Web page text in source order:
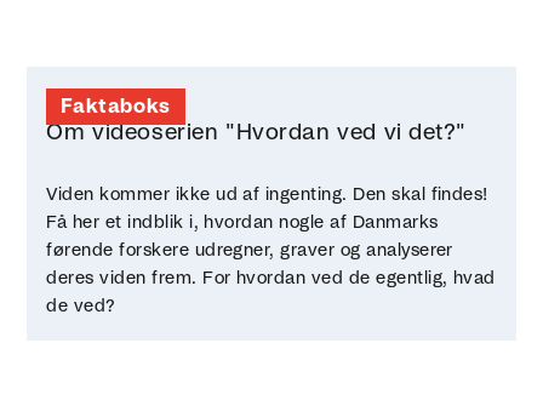
Faktaboks
Om videoserien "Hvordan ved vi det?"
Viden kommer ikke ud af ingenting. Den skal findes!
Få her et indblik i, hvordan nogle af Danmarks
førende forskere udregner, graver og analyserer
deres viden frem. For hvordan ved de egentlig, hvad
de ved?